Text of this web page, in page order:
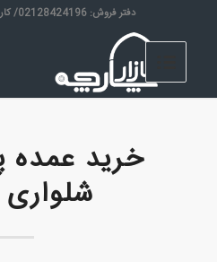
دفتر فروش: 02128424196/ کارشناسان: 09128573405
خرید عمده